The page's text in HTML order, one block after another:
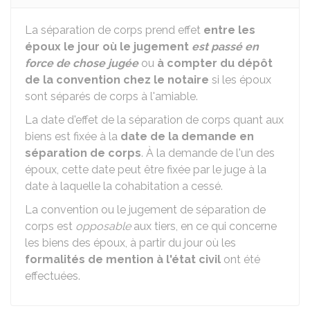
La séparation de corps prend effet entre les
époux le jour où le jugement est passé en
force de chose jugée ou à compter du dépôt
de la convention chez le notaire si les époux
sont séparés de corps à l'amiable.
La date d'effet de la séparation de corps quant aux
biens est fixée à la date de la demande en
séparation de corps. À la demande de l'un des
époux, cette date peut être fixée par le juge à la
date à laquelle la cohabitation a cessé.
La convention ou le jugement de séparation de
corps est opposableaux tiers, en ce qui concerne
les biens des époux, à partir du jour où les
formalités de mention à l'état civil ont été
effectuées.